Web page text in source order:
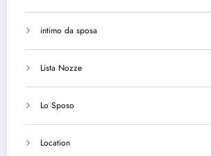
intimo da sposa
Lista Nozze
Lo Sposo
Location